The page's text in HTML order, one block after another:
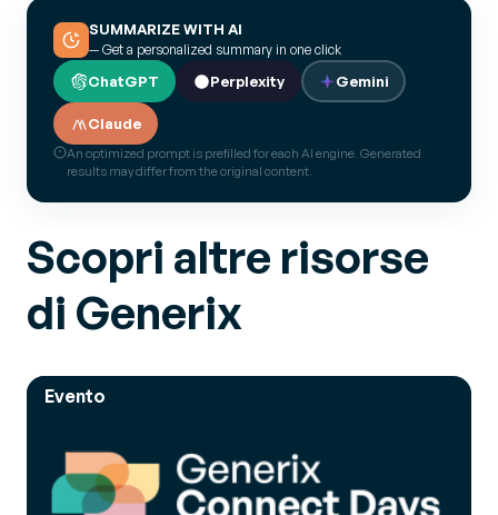
SUMMARIZE WITH AI
— Get a personalized summary in one click
ChatGPT Perplexity Gemini
Claude
An optimized prompt is prefilled for each AI engine. Generated
results may differ from the original content.
Scopri altre risorse
di Generix
Evento